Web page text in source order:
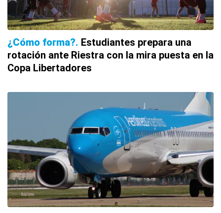
¿Cómo forma? Estudiantes prepara una
rotación ante Riestra con la mira puesta en la
Copa Libertadores